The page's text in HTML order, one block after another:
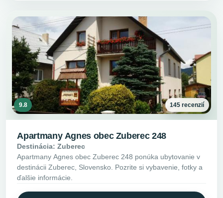
9.8 145 recenzií
Apartmany Agnes obec Zuberec 248
Destinácia: Zuberec
Apartmany Agnes obec Zuberec 248 ponúka ubytovanie v
destinácii Zuberec, Slovensko. Pozrite si vybavenie, fotky a
ďalšie informácie.